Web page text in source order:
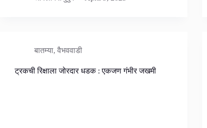
बातम्या, वैभववाडी
ट्रकची रिक्षाला जोरदार धडक : एकजण गंभीर जखमी